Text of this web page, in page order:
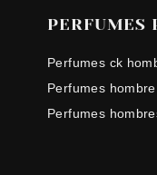
PERFUMES
Perfumes ck
Perfumes hombre
Perfumes